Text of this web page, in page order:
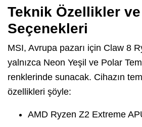
Teknik Özellikler
Seçenekleri
MSI, Avrupa pazarı için Claw 8
yalnızca Neon Yeşil ve Polar
renklerinde sunacak. Cihazın
özellikleri şöyle:
AMD Ryzen Z2 Extreme